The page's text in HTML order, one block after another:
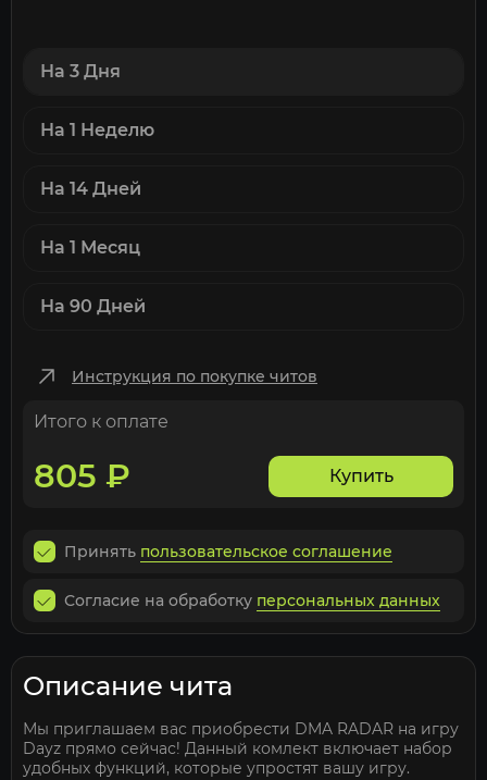
На 3 Дня
На 1 Неделю
На 14 Дней
На 1 Месяц
На 90 Дней
Инструкция по покупке читов
Итого к оплате
805 ₽ Купить
Принять пользовательское соглашение
Согласие на обработку персональных данных
Описание чита
Мы приглашаем вас приобрести DMA RADAR на игру
Dayz прямо сейчас! Данный комлект включает набор
удобных функций, которые упростят вашу игру.